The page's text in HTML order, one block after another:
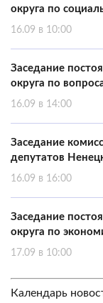
округа по
16.09 в 10:00
Заседание
округа по
16.09 в 14:00
Заседание
депутатов
16.09 в 16:00
Заседание
округа по
17.09 в 10:00
Календарь